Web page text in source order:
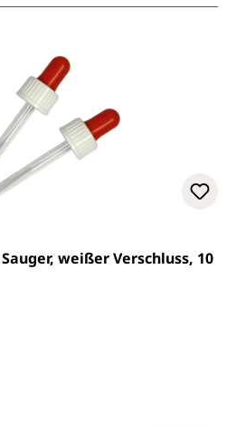
von 5 von 5 Sternen
weißer Verschluss, 10